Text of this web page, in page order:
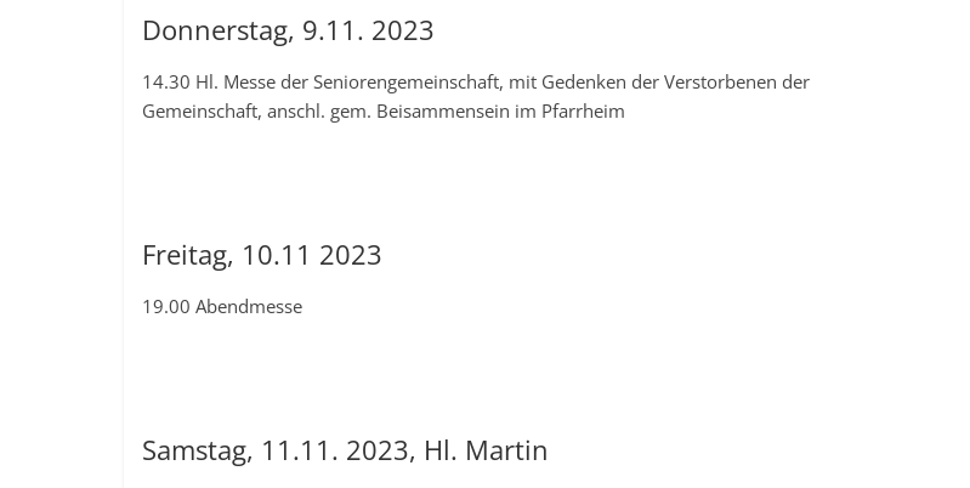
Donnerstag, 9.11. 2023
14.30 Hl. Messe der Seniorengemeinschaft, mit Gedenken der Verstorbenen der
Gemeinschaft, anschl. gem. Beisammensein im Pfarrheim
Freitag, 10.11 2023
19.00 Abendmesse
Samstag, 11.11. 2023, Hl. Martin